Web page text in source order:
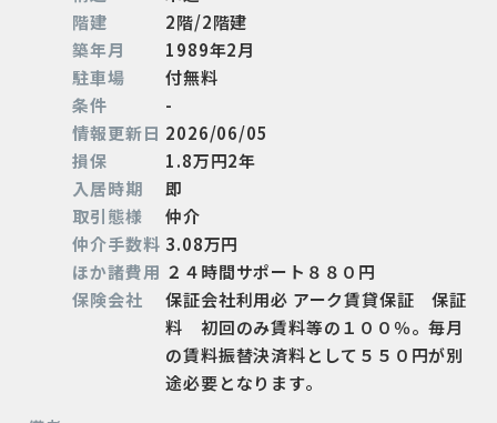
階建
2階/2階建
築年月
1989年2月
駐車場
付無料
条件
-
情報更新日 2026/06/05
損保
1.8万円2年
入居時期
即
取引態様
仲介
仲介手数料 3.08万円
ほか諸費用 ２４時間サポート８８０円
保険会社
保証会社利用必 アーク賃貸保証 保証
料 初回のみ賃料等の１００％。毎月
の賃料振替決済料として５５０円が別
途必要となります。